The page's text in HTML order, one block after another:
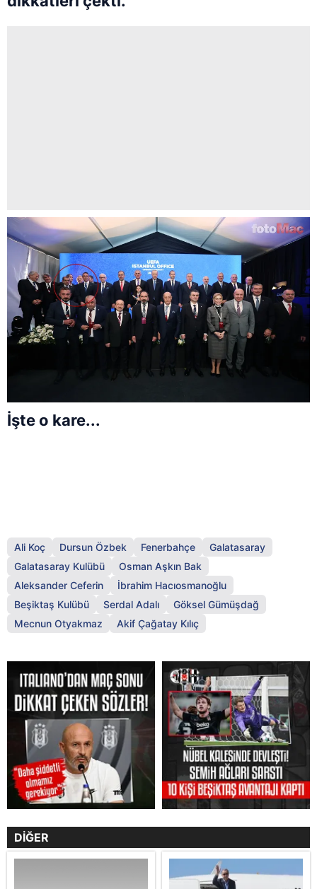
İşte o kare...
Ali Koç Dursun Özbek Fenerbahçe
Galatasaray
Galatasaray Kulübü
Osman Aşkın Bak
Aleksander Ceferin
İbrahim Hacıosmanoğlu
Beşiktaş Kulübü
Serdal Adalı
Göksel Gümüşdağ
Mecnun Otyakmaz
Akif Çağatay Kılıç
DİĞER